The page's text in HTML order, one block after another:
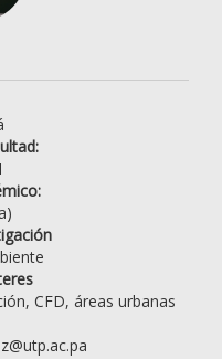
CFD, áreas urbanas